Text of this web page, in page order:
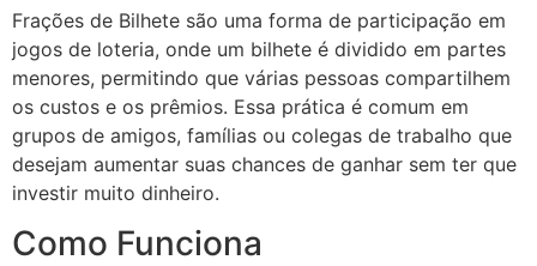
Frações de Bilhete são uma forma de participação em
jogos de loteria, onde um bilhete é dividido em partes
menores, permitindo que várias pessoas compartilhem
os custos e os prêmios. Essa prática é comum em
grupos de amigos, famílias ou colegas de trabalho que
desejam aumentar suas chances de ganhar sem ter que
investir muito dinheiro.
Como Funciona